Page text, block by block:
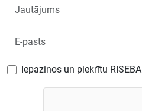
Iepazinos un piekrītu RISEBA